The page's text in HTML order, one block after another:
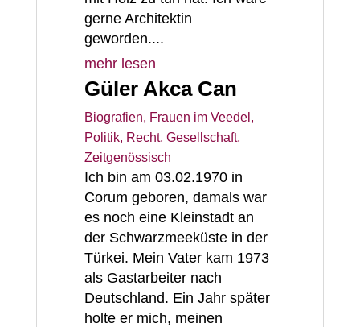
gerne Architektin
geworden....
mehr lesen
Güler Akca Can
Biografien, Frauen im Veedel ,
Politik, Recht, Gesellschaft,
Zeitgenössisch
Ich bin am 03.02.1970 in
Corum geboren, damals war
es noch eine Kleinstadt an
der Schwarzmeeküste in der
Türkei. Mein Vater kam 1973
als Gastarbeiter nach
Deutschland. Ein Jahr später
holte er mich, meinen